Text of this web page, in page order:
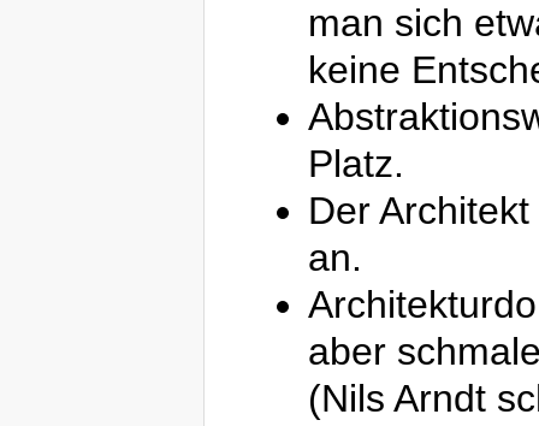
man sich
keine
Platz.
Der
an.
aber
(Nils Arndt